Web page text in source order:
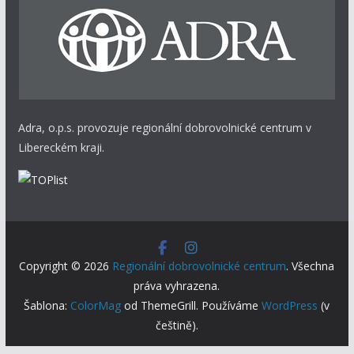
Adra, o.p.s. provozuje regionální dobrovolnické centrum v
Libereckém kraji.
Copyright © 2026 Regionální dobrovolnické centrum. Všechna
práva vyhrazena.
Šablona: ColorMag od ThemeGrill. PoužívámeWordPress (v
češtině).